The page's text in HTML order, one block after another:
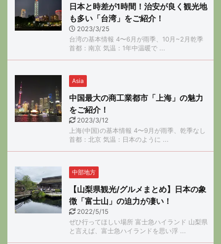
日本と時差が1時間！治安が良く観光地
も多い「台湾」をご紹介！
2023/3/25
台湾の基本情報 4〜6月が雨季、10月~2月乾季
首都：南京 気温：1年中温暖で ...
Asia
中国最大の商工業都市「上海」の魅力
をご紹介！
2023/3/12
上海(中国)の基本情報 4〜9月が雨季、乾季なし
首都：北京 気温：日本のように ...
中部地方
【山梨県観光/グルメまとめ】日本の象
徴「富士山」の迫力が凄い！
2022/5/15
ぜひ行ってほしい場所 富士急ハイランド 山梨県
と言えば、富士急ハイランドを思い浮 ...